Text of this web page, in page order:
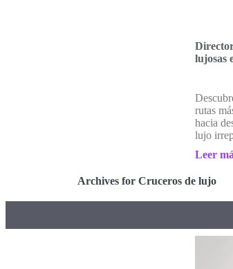
lujosas
rutas
hacia
lujo
Leer
Archives for Cruceros de lujo